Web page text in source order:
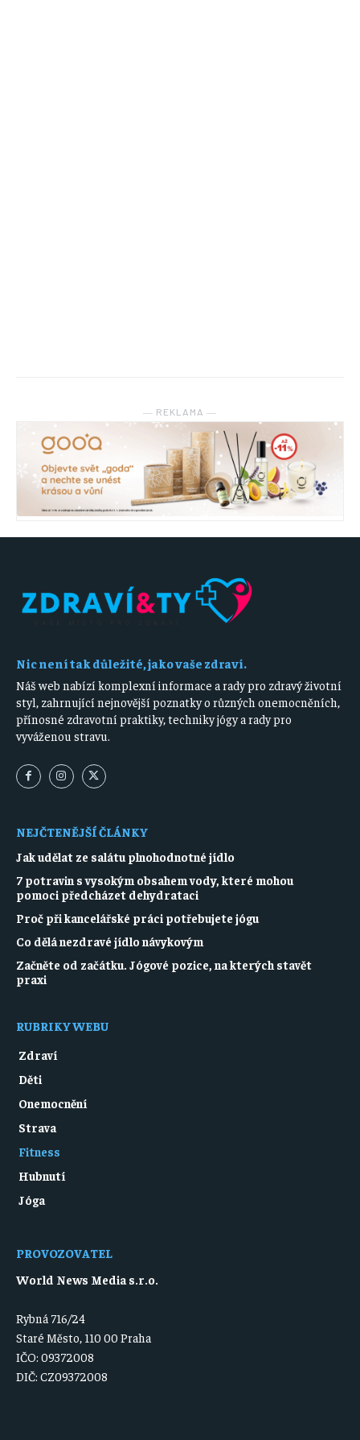
― REKLAMA ―
Nic není tak důležité, jako vaše zdraví.
Náš web nabízí komplexní informace a rady pro zdravý životní
styl, zahrnující nejnovější poznatky o různých onemocněních,
přínosné zdravotní praktiky, techniky jógy a rady pro
vyváženou stravu.
NEJČTENĚJŠÍ ČLÁNKY
Jak udělat ze salátu plnohodnotné jídlo
7 potravin s vysokým obsahem vody, které mohou
pomoci předcházet dehydrataci
Proč při kancelářské práci potřebujete jógu
Co dělá nezdravé jídlo návykovým
Začněte od začátku. Jógové pozice, na kterých stavět
praxi
RUBRIKY WEBU
Zdraví
Děti
Onemocnění
Strava
Fitness
Hubnutí
Jóga
PROVOZOVATEL
World News Media s.r.o.
Rybná 716/24
Staré Město, 110 00 Praha
IČO: 09372008
DIČ: CZ09372008